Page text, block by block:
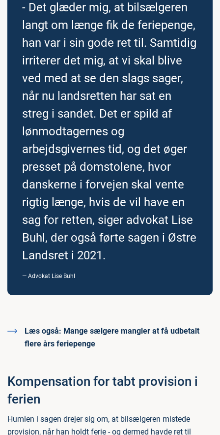
- Det glæder mig, at bilsælgeren
langt om længe fik de feriepenge,
han var i sin gode ret til. Samtidig
irriterer det mig, at vi skal blive
ved med at se den slags sager,
når nu landsretten har sat en
streg i sandet. Det er spild af
lønmodtagernes og
arbejdsgivernes tid, og det øger
presset på domstolene, hvor
danskerne i forvejen skal vente
rigtig længe, hvis de vil have en
sag for retten, siger advokat Lise
Buhl, der også førte sagen i Østre
Landsret i 2021.
Advokat Lise Buhl
Læs også: Mange sælgere mangler at få udbetalt
flere års feriepenge
Kompensation for tabt provision i
ferien
Humlen i sagen drejer sig om, at bilsælgeren mistede
provision, når han holdt ferie - og dermed havde ret til